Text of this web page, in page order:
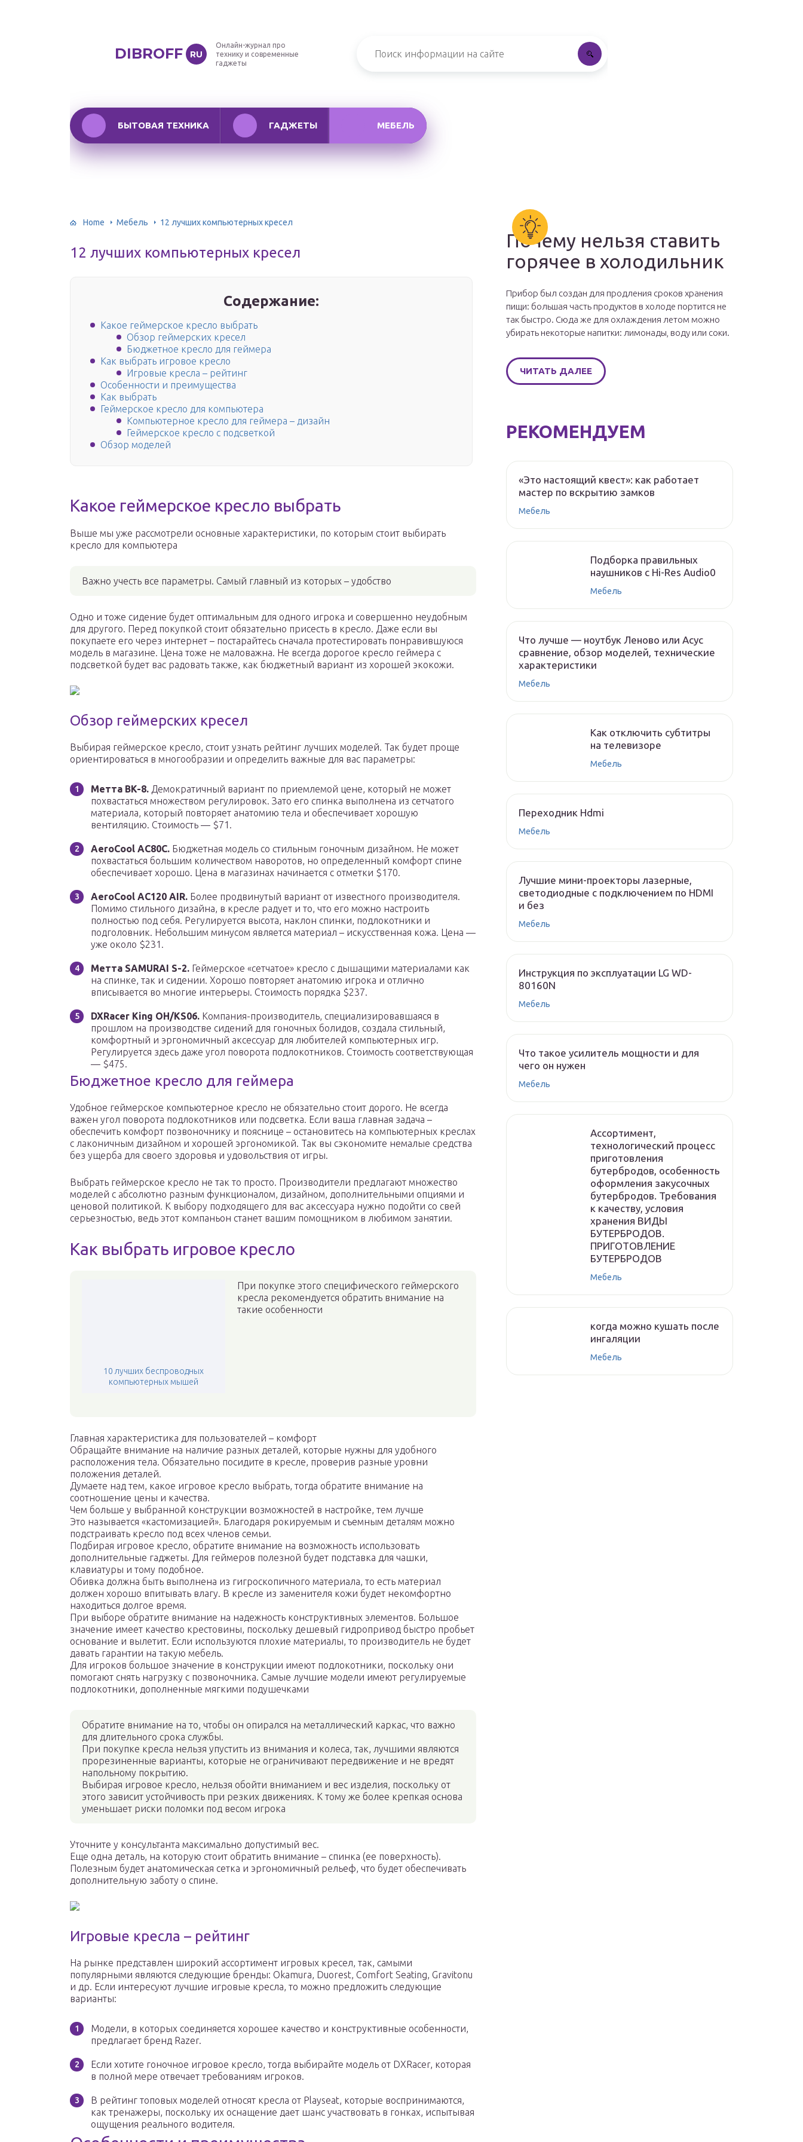
DIBROFF RU
Онлайн-журнал про
технику и современные
гаджеты
БЫТОВАЯ ТЕХНИКА ГАДЖЕТЫ МЕБЕЛЬ
Home Мебель 12 лучших компьютерных кресел
12 лучших компьютерных кресел
Содержание:
Какое геймерское кресло выбрать
Обзор геймерских кресел
Бюджетное кресло для геймера
Как выбрать игровое кресло
Игровые кресла – рейтинг
Особенности и преимущества
Как выбрать
Геймерское кресло для компьютера
Компьютерное кресло для геймера – дизайн
Геймерское кресло с подсветкой
Обзор моделей
Какое геймерское кресло выбрать
Выше мы уже рассмотрели основные характеристики, по которым стоит выбирать
кресло для компьютера
Важно учесть все параметры. Самый главный из которых – удобство
Одно и тоже сидение будет оптимальным для одного игрока и совершенно неудобным
для другого. Перед покупкой стоит обязательно присесть в кресло. Даже если вы
покупаете его через интернет – постарайтесь сначала протестировать понравившуюся
модель в магазине. Цена тоже не маловажна. Не всегда дорогое кресло геймера с
подсветкой будет вас радовать также, как бюджетный вариант из хорошей экокожи.
Обзор геймерских кресел
Выбирая геймерское кресло, стоит узнать рейтинг лучших моделей. Так будет проще
ориентироваться в многообразии и определить важные для вас параметры:
Метта BK-8. Демократичный вариант по приемлемой цене, который не может
похвастаться множеством регулировок. Зато его спинка выполнена из сетчатого
материала, который повторяет анатомию тела и обеспечивает хорошую
вентиляцию. Стоимость — $71.
AeroCool AC80С. Бюджетная модель со стильным гоночным дизайном. Не может
похвастаться большим количеством наворотов, но определенный комфорт спине
обеспечивает хорошо. Цена в магазинах начинается с отметки $170.
AeroCool AC120 AIR. Более продвинутый вариант от известного производителя.
Помимо стильного дизайна, в кресле радует и то, что его можно настроить
полностью под себя. Регулируется высота, наклон спинки, подлокотники и
подголовник. Небольшим минусом является материал – искусственная кожа. Цена —
уже около $231.
Метта SAMURAI S-2. Геймерское «сетчатое» кресло с дышащими материалами как
на спинке, так и сидении. Хорошо повторяет анатомию игрока и отлично
вписывается во многие интерьеры. Стоимость порядка $237.
DXRacer King OH/KS06. Компания-производитель, специализировавшаяся в
прошлом на производстве сидений для гоночных болидов, создала стильный,
комфортный и эргономичный аксессуар для любителей компьютерных игр.
Регулируется здесь даже угол поворота подлокотников. Стоимость соответствующая
— $475.
Бюджетное кресло для геймера
Удобное геймерское компьютерное кресло не обязательно стоит дорого. Не всегда
важен угол поворота подлокотников или подсветка. Если ваша главная задача –
обеспечить комфорт позвоночнику и пояснице – остановитесь на компьютерных креслах
с лаконичным дизайном и хорошей эргономикой. Так вы сэкономите немалые средства
без ущерба для своего здоровья и удовольствия от игры.
Выбрать геймерское кресло не так то просто. Производители предлагают множество
моделей с абсолютно разным функционалом, дизайном, дополнительными опциями и
ценовой политикой. К выбору подходящего для вас аксессуара нужно подойти со свей
серьезностью, ведь этот компаньон станет вашим помощником в любимом занятии.
Как выбрать игровое кресло
10 лучших беспроводных
компьютерных мышей
При покупке этого специфического геймерского
кресла рекомендуется обратить внимание на
такие особенности
Главная характеристика для пользователей – комфорт
Обращайте внимание на наличие разных деталей, которые нужны для удобного
расположения тела. Обязательно посидите в кресле, проверив разные уровни
положения деталей.
Думаете над тем, какое игровое кресло выбрать, тогда обратите внимание на
соотношение цены и качества.
Чем больше у выбранной конструкции возможностей в настройке, тем лучше
Это называется «кастомизацией». Благодаря рокируемым и съемным деталям можно
подстраивать кресло под всех членов семьи.
Подбирая игровое кресло, обратите внимание на возможность использовать
дополнительные гаджеты. Для геймеров полезной будет подставка для чашки,
клавиатуры и тому подобное.
Обивка должна быть выполнена из гигроскопичного материала, то есть материал
должен хорошо впитывать влагу. В кресле из заменителя кожи будет некомфортно
находиться долгое время.
При выборе обратите внимание на надежность конструктивных элементов. Большое
значение имеет качество крестовины, поскольку дешевый гидропривод быстро пробьет
основание и вылетит. Если используются плохие материалы, то производитель не будет
давать гарантии на такую мебель.
Для игроков большое значение в конструкции имеют подлокотники, поскольку они
помогают снять нагрузку с позвоночника. Самые лучшие модели имеют регулируемые
подлокотники, дополненные мягкими подушечками
Обратите внимание на то, чтобы он опирался на металлический каркас, что важно
для длительного срока службы.
При покупке кресла нельзя упустить из внимания и колеса, так, лучшими являются
прорезиненные варианты, которые не ограничивают передвижение и не вредят
напольному покрытию.
Выбирая игровое кресло, нельзя обойти вниманием и вес изделия, поскольку от
этого зависит устойчивость при резких движениях. К тому же более крепкая основа
уменьшает риски поломки под весом игрока
Уточните у консультанта максимально допустимый вес.
Еще одна деталь, на которую стоит обратить внимание – спинка (ее поверхность).
Полезным будет анатомическая сетка и эргономичный рельеф, что будет обеспечивать
дополнительную заботу о спине.
Игровые кресла – рейтинг
На рынке представлен широкий ассортимент игровых кресел, так, самыми
популярными являются следующие бренды: Okamura, Duorest, Comfort Seating, Gravitonu
и др. Если интересуют лучшие игровые кресла, то можно предложить следующие
варианты:
Модели, в которых соединяется хорошее качество и конструктивные особенности,
предлагает бренд Razer.
Если хотите гоночное игровое кресло, тогда выбирайте модель от DXRacer, которая
в полной мере отвечает требованиям игроков.
В рейтинг топовых моделей относят кресла от Playseat, которые воспринимаются,
как тренажеры, поскольку их оснащение дает шанс участвовать в гонках, испытывая
ощущения реального водителя.
Почему нельзя ставить
горячее в холодильник
Прибор был создан для продления сроков хранения
пищи: большая часть продуктов в холоде портится не
так быстро. Сюда же для охлаждения летом можно
убирать некоторые напитки: лимонады, воду или соки.
ЧИТАТЬ ДАЛЕЕ
РЕКОМЕНДУЕМ
«Это настоящий квест»: как работает
мастер по вскрытию замков
Мебель
Подборка правильных
наушников с Hi-Res Audio0
Мебель
Что лучше — ноутбук Леново или Асус
сравнение, обзор моделей, технические
характеристики
Мебель
Как отключить субтитры
на телевизоре
Мебель
Переходник Hdmi
Мебель
Лучшие мини-проекторы лазерные,
светодиодные с подключением по HDMI
и без
Мебель
Инструкция по эксплуатации LG WD-
80160N
Мебель
Что такое усилитель мощности и для
чего он нужен
Мебель
Ассортимент,
технологический процесс
приготовления
бутербродов, особенность
оформления закусочных
бутербродов. Требования
к качеству, условия
хранения ВИДЫ
БУТЕРБРОДОВ.
ПРИГОТОВЛЕНИЕ
БУТЕРБРОДОВ
Мебель
когда можно кушать после
ингаляции
Мебель